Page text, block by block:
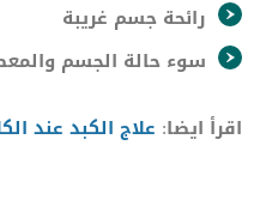
رائحة جسم غريبة
سوء حالة الجسم
اقرأ ايضا: علاج الكبد عند